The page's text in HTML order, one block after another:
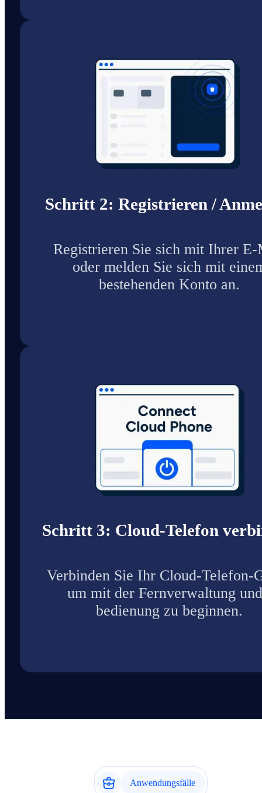
Schritt 2: Registrieren /
Registrieren Sie sich mit Ihrer
oder melden Sie sich mit
bestehenden Konto an.
Schritt 3: Cloud-Telefon
Verbinden Sie Ihr Cloud-Telefon-
um mit der Fernverwaltung
bedienung zu beginnen.
Anwendungsfälle